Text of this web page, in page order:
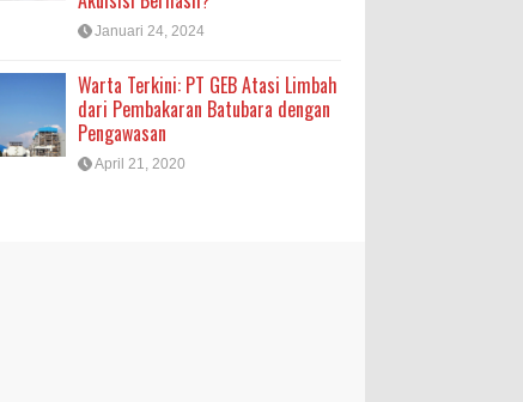
Januari 24, 2024
Warta Terkini: PT GEB Atasi Limbah
dari Pembakaran Batubara dengan
Pengawasan
April 21, 2020